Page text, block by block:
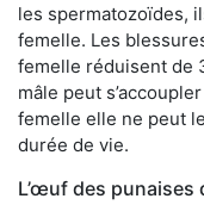
les spermatozoïdes,
femelle. Les
femelle réduisent de
mâle peut
femelle elle ne peut
durée de vie.
L’œuf des punaises